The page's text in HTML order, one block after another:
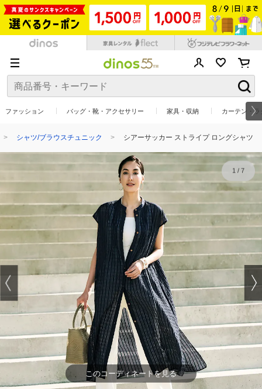
ファッション バッグ・靴・アクセサリー 家具・収納 カーテン・
シャツ/ブラウスチュニック シアーサッカー ストライプ ロングシャツ
このコーディネートを見る
1/ 7